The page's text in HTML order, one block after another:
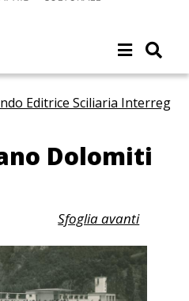
Editrice Sciliaria Interreg
Dolomiti
Sfoglia avanti